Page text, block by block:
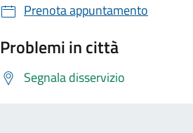
Prenota appuntamento
Problemi in città
Segnala disservizio